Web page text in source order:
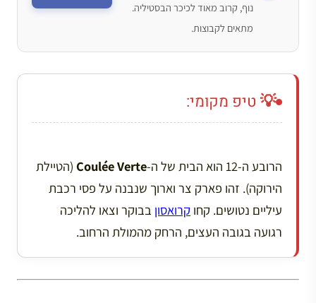
נוף, קרוב מאוד לכיכר הבסטיליה.
מתאים לקבוצות.
💡 טיפ מקומי:
הרובע ה-12 הוא הבית של ה- Coulée Verte (הטיילת
הירוקה). זהו פארק צר וארוך שנבנה על פסי רכבת
עיליים נטושים. קחו קרואסון בבוקר וצאו להליכה
רגועה בגובה העצים, הרחק מהמולת הרחוב.